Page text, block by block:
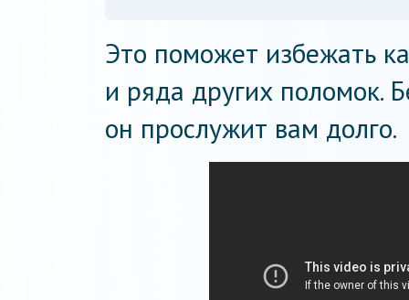
Это поможет избежать
и ряда других поломок.
он прослужит вам долго.